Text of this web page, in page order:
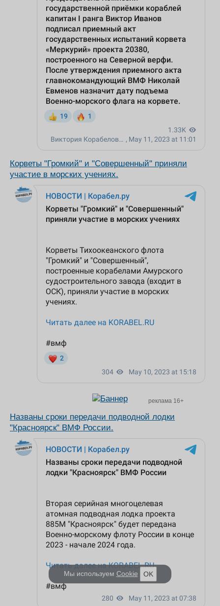
Корветы "Громкий" и "Совершенный" приняли
участие в морских учениях.
реклама 16+
Названы сроки передачи подводной лодки
"Красноярск" ВМФ России.
Мы используем Cookie OK